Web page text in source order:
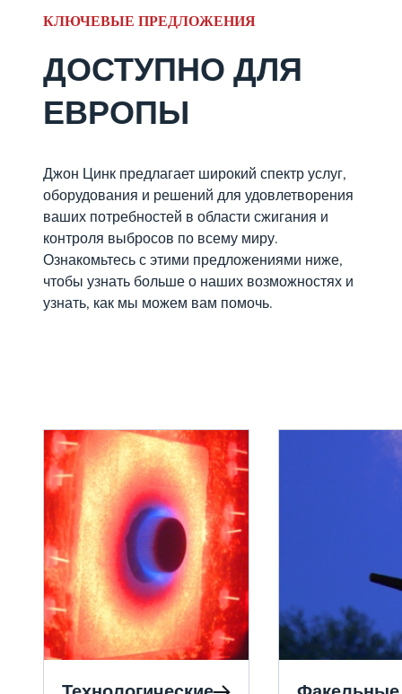
КЛЮЧЕВЫЕ ПРЕДЛОЖЕНИЯ
ДОСТУПНО ДЛЯ
ЕВРОПЫ
Джон Цинк предлагает широкий спектр услуг,
оборудования и решений для удовлетворения
ваших потребностей в области сжигания и
контроля выбросов по всему миру.
Ознакомьтесь с этими предложениями ниже,
чтобы узнать больше о наших возможностях и
узнать, как мы можем вам помочь.